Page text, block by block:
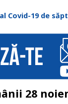
Covid-19 de
28